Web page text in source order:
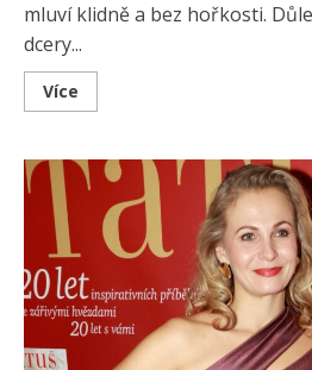
mluví klidně a bez hořkosti.
dcery...
Více
more
Badinková
otevřeně
o
vztahu
manželem
po
rozchodu:
Po
20
letech
respekt
nezmizel